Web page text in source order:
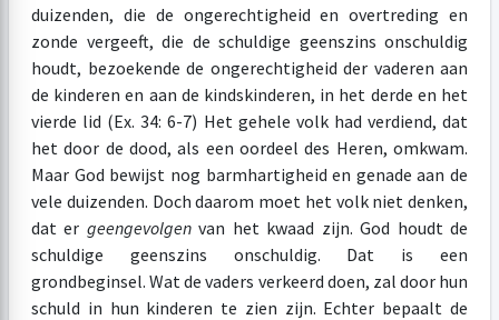
duizenden, die de ongerechtigheid en overtreding en
zonde vergeeft, die de schuldige geenszins onschuldig
houdt, bezoekende de ongerechtigheid der vaderen aan
de kinderen en aan de kindskinderen, in het derde en het
vierde lid (Ex. 34: 6-7) Het gehele volk had verdiend, dat
het door de dood, als een oordeel des Heren, omkwam.
Maar God bewijst nog barmhartigheid en genade aan de
vele duizenden. Doch daarom moet het volk niet denken,
dat er geengevolgenvan het kwaad zijn. God houdt de
schuldige geenszins onschuldig. Dat is een
grondbeginsel. Wat de vaders verkeerd doen, zal door hun
schuld in hun kinderen te zien zijn. Echter bepaalt de